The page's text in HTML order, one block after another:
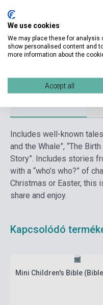
Kiadási év
Formátum
Includes well-known tales
and the Whale”, “The
Story”. Includes stories
with a “who’s who?” of
Christmas or Easter, this
share and enjoy.
Kapcsolódó
Mini Children's Bible (Bible
We use cookies
We may place these for analysis
show personalised content and
more information about the
Accept all